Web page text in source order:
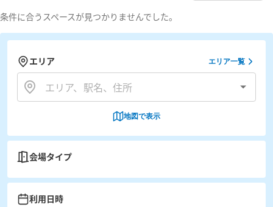
条件に合うスペースが見つかりませんでした。
エリア エリア一覧
地図で表示
会場タイプ
利用日時